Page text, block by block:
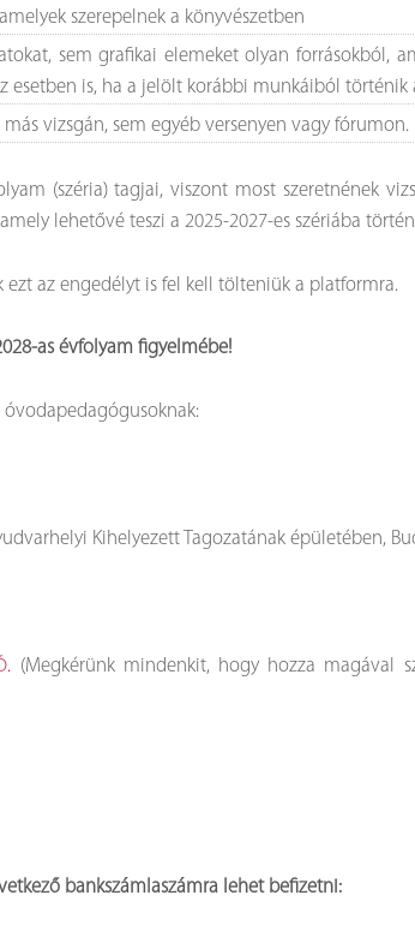
szerepelnek a könyvészetben
sem grafikai elemeket olyan forrásokból,
esetben is, ha a jelölt korábbi munkáiból történik
vizsgán, sem egyéb versenyen vagy fórumon.
(széria) tagjai, viszont most szeretnének
lehetővé teszi a 2025-2027-es szériába
ezt az engedélyt is fel kell tölteniük a platformra.
as évfolyam figyelmébe!
Kihelyezett Tagozatának épületében,
(Megkérünk mindenkit, hogy hozza magával
bankszámlaszámra lehet befizetni: